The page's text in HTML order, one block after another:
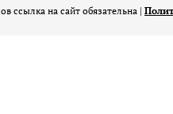
ссылка на сайт обязательна |